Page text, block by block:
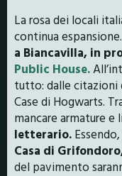
La rosa dei locali
continua espansione.
a Biancavilla, in
Public House.
tutto: dalle citazioni
Case di Hogwarts.
mancare armature
letterario.
Casa di
del pavimento